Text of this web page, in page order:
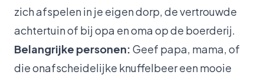
zich afspelen in je eigen dorp, de vertrouwde
achtertuin of bij opa en oma op de boerderij.
Belangrijke personen: Geef papa, mama, of
die onafscheidelijke knuffelbeer een mooie